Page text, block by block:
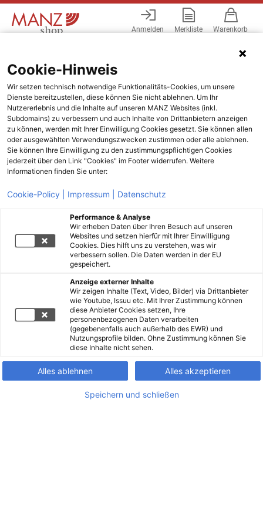
Anmelden Merkliste Warenkorb
Cookie-Hinweis
Wir setzen technisch notwendige Funktionalitäts-Cookies, um unsere
Dienste bereitzustellen, diese können Sie nicht ablehnen. Um Ihr
Nutzererlebnis und die Inhalte auf unseren MANZ Websites (inkl.
Subdomains) zu verbessern und auch Inhalte von Drittanbietern anzeigen
zu können, werden mit Ihrer Einwilligung Cookies gesetzt. Sie können allen
oder ausgewählten Verwendungszwecken zustimmen oder alle ablehnen.
Sie können Ihre Einwilligung zu den zustimmungspflichtigen Cookies
jederzeit über den Link "Cookies" im Footer widerrufen. Weitere
Informationen finden Sie unter:
Cookie-Policy | Impressum | Datenschutz
Performance & Analyse
Wir erheben Daten über Ihren Besuch auf unseren
Websites und setzen hierfür mit Ihrer Einwilligung
Cookies. Dies hilft uns zu verstehen, was wir
verbessern sollen. Die Daten werden in der EU
gespeichert.
Anzeige externer Inhalte
Wir zeigen Inhalte (Text, Video, Bilder) via Drittanbieter
wie Youtube, Issuu etc. Mit Ihrer Zustimmung können
diese Anbieter Cookies setzen, Ihre
personenbezogenen Daten verarbeiten
(gegebenenfalls auch außerhalb des EWR) und
Nutzungsprofile bilden. Ohne Zustimmung können Sie
diese Inhalte nicht sehen.
Alles ablehnen Alles akzeptieren
Speichern und schließen